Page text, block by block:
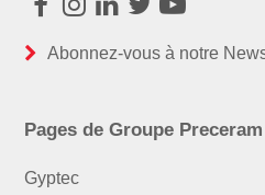
Facebook
Instagram
LinkedIn
TwitterYoutube
Abonnez-vous à notre
Pages de Groupe Preceram
Gyptec